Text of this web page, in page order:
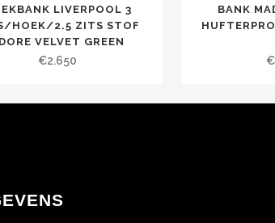
LIVERPOOL 3
HOEK/2.5 ZITS STOF
VELVET GREEN
€2.650
BANK
€